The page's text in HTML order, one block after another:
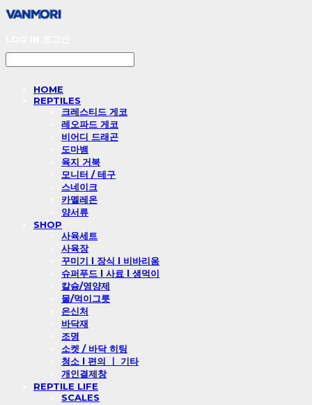
HOME
REPTILES
크레스티드 게코
레오파드 게코
비어디 드래곤
도마뱀
육지 거북
모니터 / 테구
스네이크
카멜레온
양서류
SHOP
사육세트
사육장
꾸미기 l 장식 l 비바리움
슈퍼푸드 l 사료 l 생먹이
칼슘/영양제
물/먹이그릇
은신처
바닥재
조명
소켓 / 바닥 히팅
청소 l 편의 ㅣ 기타
개인결제창
REPTILE LIFE
SCALES